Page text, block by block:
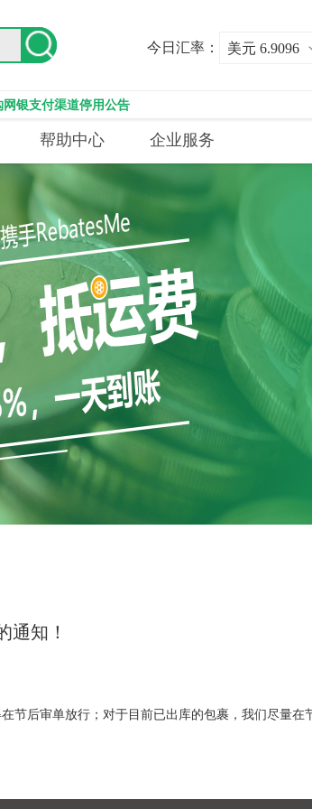
今日汇率： 美元 6.9096
网银支付渠道停用公告
帮助中心 企业服务
通知！
后审单放行；对于目前已出库的包裹，我们尽量